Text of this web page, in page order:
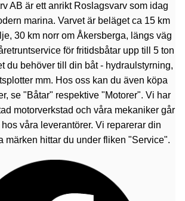
AB är ett anrikt Roslagsvarv som idag
marina. Varvet är beläget ca 15 km
30 km norr om Åkersberga, längs väg
för fritidsbåtar upp till 5 ton
du behöver till din båt - hydraulstyrning,
mm. Hos oss kan du även köpa
se "Båtar" respektive "Motorer". Vi har
motorverkstad och våra mekaniker går
våra leverantörer. Vi reparerar din
märken hittar du under fliken "Service".